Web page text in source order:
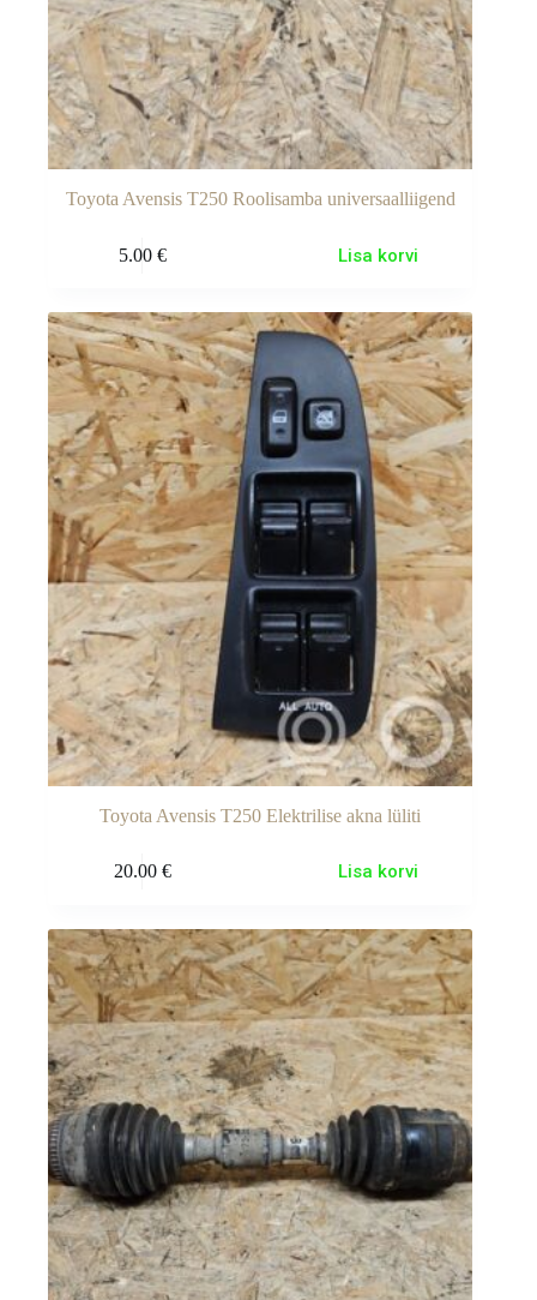
Toyota Avensis T250 Roolisamba universaalliigend
5.00 € Lisa korvi
Toyota Avensis T250 Elektrilise akna lüliti
20.00 € Lisa korvi